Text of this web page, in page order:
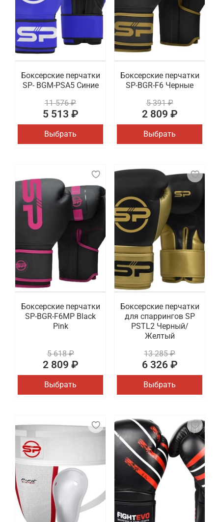
Боксерские перчатки
SP- BGM-PSA5 Синие
11 576 ₽
5 513 ₽
Выбрать
Боксерские перчатки
SP-BGR-F6 Черные
5 391 ₽
2 809 ₽
Выбрать
Боксерские перчатки
SP-BGR-F6MP Black
Pink
5 618 ₽
2 809 ₽
Выбрать
Боксерские перчатки
для спаррингов SP
PSTL2 Черный/
Желтый
13 285 ₽
6 326 ₽
Выбрать